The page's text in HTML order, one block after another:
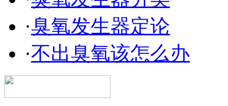
·臭氧发生器定论
·不出臭氧该怎么办